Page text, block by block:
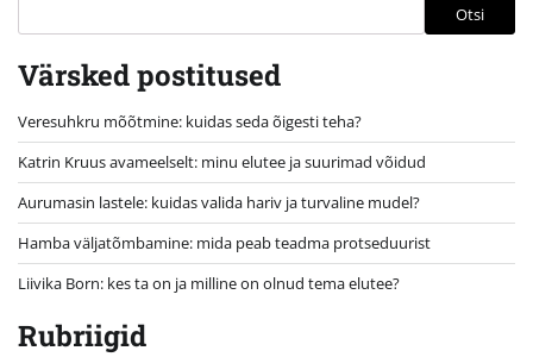
Otsi
Värsked postitused
Veresuhkru mõõtmine: kuidas seda õigesti teha?
Katrin Kruus avameelselt: minu elutee ja suurimad võidud
Aurumasin lastele: kuidas valida hariv ja turvaline mudel?
Hamba väljatõmbamine: mida peab teadma protseduurist
Liivika Born: kes ta on ja milline on olnud tema elutee?
Rubriigid